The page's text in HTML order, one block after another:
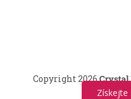
Copyright 2026Crystal
Získejte